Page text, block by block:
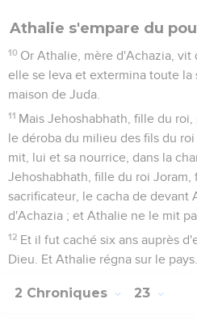
Athalie s'empare du
10 Or Athalie, mère d'Achazia, vit
elle se leva et extermina toute la
maison de Juda.
11 Mais Jehoshabhath, fille du
le déroba du milieu des fils du
mit, lui et sa nourrice, dans la
Jehoshabhath, fille du roi Joram,
sacrificateur, le cacha de devant
d'Achazia ; et Athalie ne le mit
12 Et il fut caché six ans auprès
Dieu. Et Athalie régna sur le pays.
2 Chroniques 23